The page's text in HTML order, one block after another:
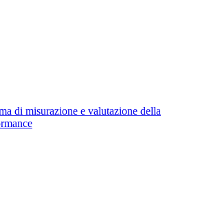
di misurazione e valutazione della